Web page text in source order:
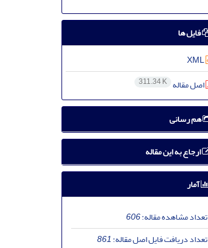
فایل ها
XML
اصل مقاله 311.34 K
هم رسانی
ارجاع به این مقاله
آمار
تعداد مشاهده مقاله:606
تعداد دریافت فایل اصل مقاله:861